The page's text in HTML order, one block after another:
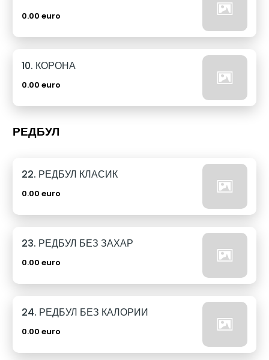
0.00 euro
10. КОРОНА
0.00 euro
РЕДБУЛ
22. РЕДБУЛ КЛАСИК
0.00 euro
23. РЕДБУЛ БЕЗ ЗАХАР
0.00 euro
24. РЕДБУЛ БЕЗ КАЛОРИИ
0.00 euro